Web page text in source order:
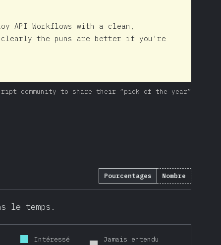
API Workflows with a clean,
clearly the puns are better if you're
community to share their “pick of the year”
Pourcentages Nombre
le temps.
Intéressé
Jamais entendu